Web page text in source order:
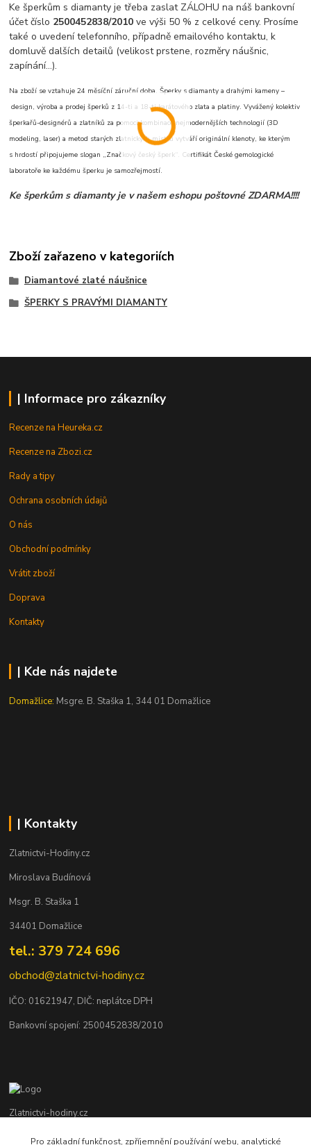
Ke šperkům s diamanty je třeba zaslat ZÁLOHU na náš bankovní
účet číslo 2500452838/2010ve výši 50 % z celkové ceny. Prosíme
také o uvedení telefonního, případně emailového kontaktu, k
domluvě dalších detailů (velikost prstene, rozměry náušnic,
zapínání...).
Na zboží se vztahuje 24 měsíční záruční doba. Šperky s diamanty a drahými kameny –
design, výroba a prodej šperků z 14-ti a 18-ti karátového zlata a platiny. Vyvážený kolektiv
šperkařů-designérů a zlatníků za pomoci kombinace nejmodernějších technologií (3D
modeling, laser) a metod starých zlatnických mistrů vytváří originální klenoty, ke kterým
s hrdostí připojujeme slogan „Značkový český šperk“. Certifikát České gemologické
laboratoře ke každému šperku je samozřejmostí.
Ke šperkům s diamanty je v našem eshopu poštovné ZDARMA!!!!
Zboží zařazeno v kategoriích
Diamantové zlaté náušnice
ŠPERKY S PRAVÝMI DIAMANTY
| Informace pro zákazníky
Recenze na Heureka.cz
Recenze na Zbozi.cz
Rady a tipy
Ochrana osobních údajů
O nás
Obchodní podmínky
Vrátit zboží
Doprava
Kontakty
| Kde nás najdete
Domažlice: Msgre. B. Staška 1, 344 01 Domažlice
| Kontakty
Zlatnictvi-Hodiny.cz
Miroslava Budínová
Msgr. B. Staška 1
34401 Domažlice
tel.: 379 724 696
obchod@zlatnictvi-hodiny.cz
IČO: 01621947, DIČ: neplátce DPH
Bankovní spojení: 2500452838/2010
Zlatnictvi-hodiny.cz
Pro základní funkčnost, zpříjemnění používání webu, analytické